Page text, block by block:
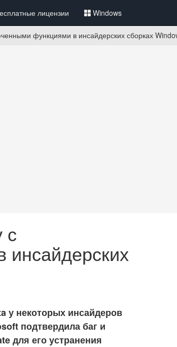
лицензии Windows
функциями в инсайдерских сборках
с
у некоторых инсайдеров
подтвердила баг и
для его устранения